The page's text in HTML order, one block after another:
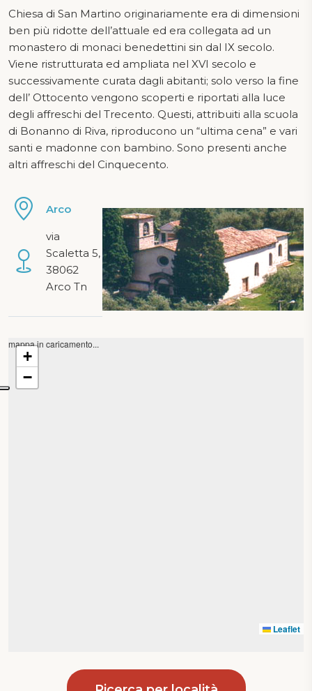
Chiesa di San Martino originariamente era di dimensioni
ben più ridotte dell’attuale ed era collegata ad un
monastero di monaci benedettini sin dal IX secolo.
Viene ristrutturata ed ampliata nel XVI secolo e
successivamente curata dagli abitanti; solo verso la fine
dell’ Ottocento vengono scoperti e riportati alla luce
degli affreschi del Trecento. Questi, attribuiti alla scuola
di Bonanno di Riva, riproducono un “ultima cena” e vari
santi e madonne con bambino. Sono presenti anche
altri affreschi del Cinquecento.
Arco
via
Scaletta 5,
38062
Arco Tn
mappa in caricamento...
+
−
Leaflet